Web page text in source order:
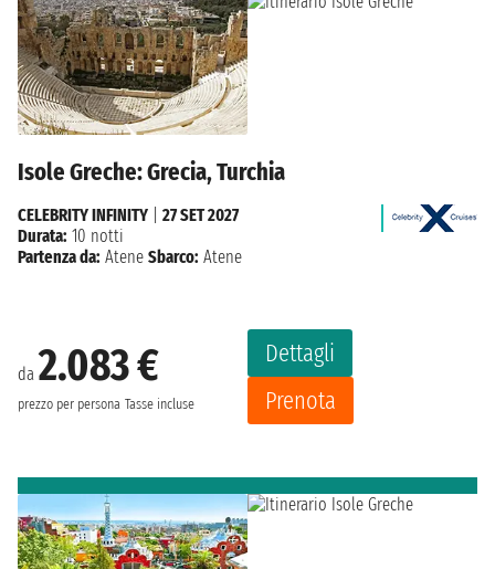
Isole Greche: Grecia, Turchia
da 2.083 €
prezzo per persona Tasse incluse
Dettagli
Prenota
CELEBRITY INFINITY
27 SET 2027
Durata: 10 notti
Partenza da: Atene Sbarco: Atene